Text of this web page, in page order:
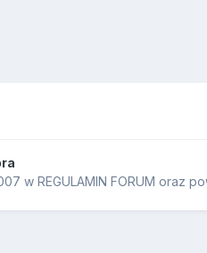
w REGULAMIN FORUM oraz